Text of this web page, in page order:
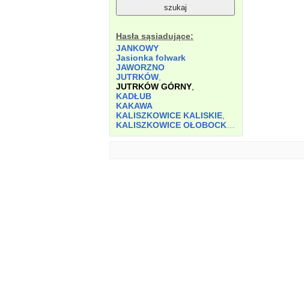
Hasła sąsiadujące:
JANKOWY
Jasionka folwark
JAWORZNO
JUTRKÓW
JUTRKÓW GÓRNY
KADŁUB
KAKAWA
KALISZKOWICE KALISKIE